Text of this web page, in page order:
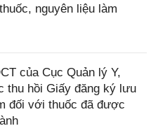
nguyên liệu làm
của Cục Quản lý Y,
thu hồi Giấy đăng ký lưu
đối với thuốc đã được